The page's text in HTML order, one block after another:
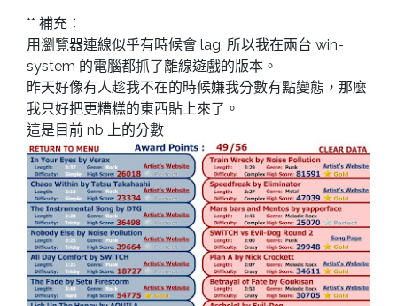
** 補充：
用瀏覽器連線似乎有時候會 lag, 所以我在兩台 win-
system 的電腦都抓了離線遊戲的版本。
昨天好像有人趁我不在的時候嫌我分數有點變態，那麼
我只好把更糟糕的東西貼上來了。
這是目前 nb 上的分數